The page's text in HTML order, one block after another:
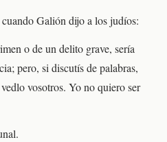
Galión dijo a los judíos:
o de un delito grave, sería
pero, si discutís de palabras,
vosotros. Yo no quiero ser